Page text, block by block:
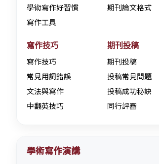
學術寫作好習慣
寫作工具
期刊論文格式
寫作技巧
寫作技巧
常見用詞錯誤
文法與寫作
中翻英技巧
期刊投稿
期刊投稿
投稿常見問題
投稿成功秘訣
同行評審
學術寫作演講